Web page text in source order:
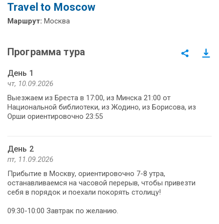
Travel to Moscow
Маршрут: Москва
Программа тура
День 1
чт, 10.09.2026
Выезжаем из Бреста в 17:00, из Минска 21:00 от
Национальной библиотеки, из Жодино, из Борисова, из
Орши ориентировочно 23:55
День 2
пт, 11.09.2026
Прибытие в Москву, ориентировочно 7-8 утра,
останавливаемся на часовой перерыв, чтобы привезти
себя в порядок и поехали покорять столицу!
09:30-10:00 Завтрак по желанию.